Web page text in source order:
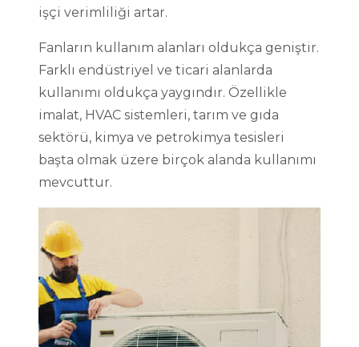
işçi verimliliği artar.
Fanların kullanım alanları oldukça geniştir.
Farklı endüstriyel ve ticari alanlarda
kullanımı oldukça yaygındır. Özellikle
imalat, HVAC sistemleri, tarım ve gıda
sektörü, kimya ve petrokimya tesisleri
başta olmak üzere birçok alanda kullanımı
mevcuttur.